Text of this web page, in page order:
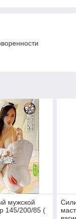
мужской
145/200/85 (